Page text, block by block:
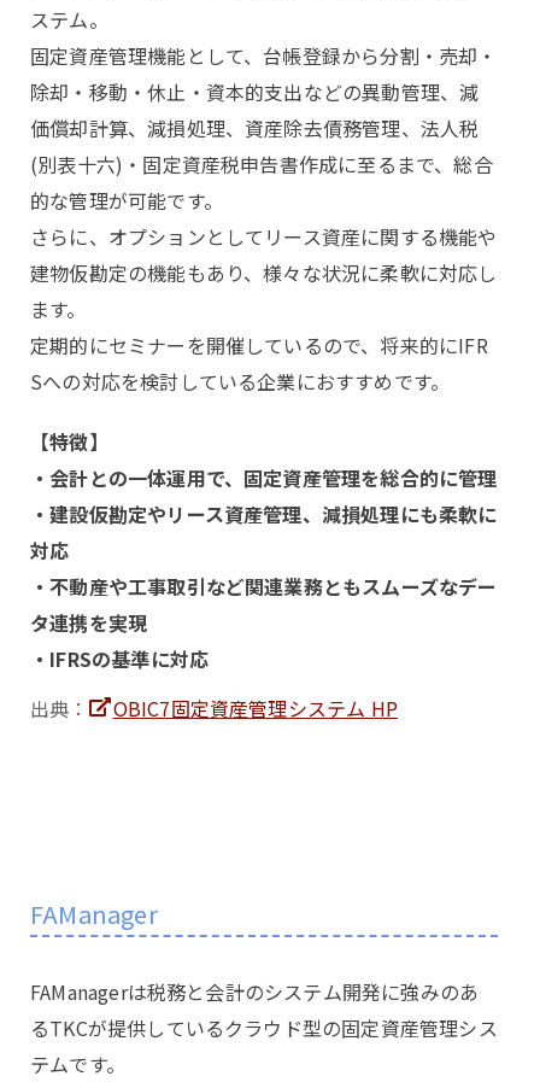
ステム。
固定資産管理機能として、台帳登録から分割・売却・
除却・移動・休止・資本的支出などの異動管理、減
価償却計算、減損処理、資産除去債務管理、法人税
(別表十六)・固定資産税申告書作成に至るまで、総合
的な管理が可能です。
さらに、オプションとしてリース資産に関する機能や
建物仮勘定の機能もあり、様々な状況に柔軟に対応し
ます。
定期的にセミナーを開催しているので、将来的にIFR
Sへの対応を検討している企業におすすめです。
【特徴】
・会計との一体運用で、固定資産管理を総合的に管理
・建設仮勘定やリース資産管理、減損処理にも柔軟に
対応
・不動産や工事取引など関連業務ともスムーズなデー
タ連携を実現
・IFRSの基準に対応
出典：
OBIC7固定資産管理システム HP
FAManager
FAManagerは税務と会計のシステム開発に強みのあ
るTKCが提供しているクラウド型の固定資産管理シス
テムです。